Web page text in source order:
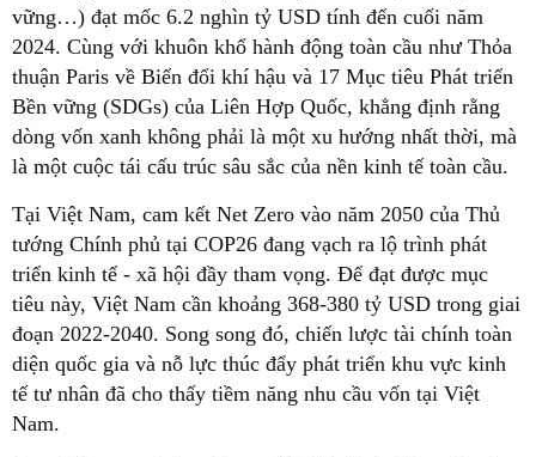
vững…) đạt mốc 6.2 nghìn tỷ USD tính đến cuối năm
2024. Cùng với khuôn khổ hành động toàn cầu như Thỏa
thuận Paris về Biến đổi khí hậu và 17 Mục tiêu Phát triển
Bền vững (SDGs) của Liên Hợp Quốc, khẳng định rằng
dòng vốn xanh không phải là một xu hướng nhất thời, mà
là một cuộc tái cấu trúc sâu sắc của nền kinh tế toàn cầu.
Tại Việt Nam, cam kết Net Zero vào năm 2050 của Thủ
tướng Chính phủ tại COP26 đang vạch ra lộ trình phát
triển kinh tế - xã hội đầy tham vọng. Để đạt được mục
tiêu này, Việt Nam cần khoảng 368-380 tỷ USD trong giai
đoạn 2022-2040. Song song đó, chiến lược tài chính toàn
diện quốc gia và nỗ lực thúc đẩy phát triển khu vực kinh
tế tư nhân đã cho thấy tiềm năng nhu cầu vốn tại Việt
Nam.